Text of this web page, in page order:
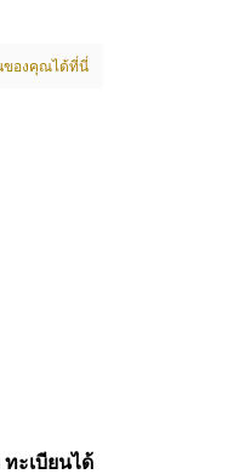
ของคุณได้ที่นี่
ะเบียนได้